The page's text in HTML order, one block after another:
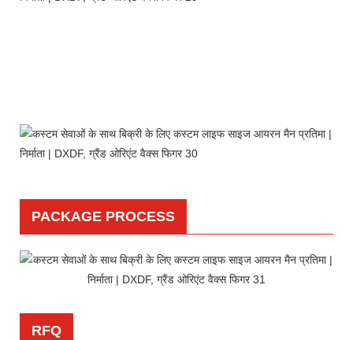
PACKAGE PROCESS
RFQ